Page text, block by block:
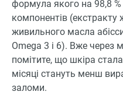
формула якого на 98,8
компонентів (екстракту
живильного масла
Omega 3 і 6). Вже через
помітите, що шкіра
місяці стануть менш
заломи.